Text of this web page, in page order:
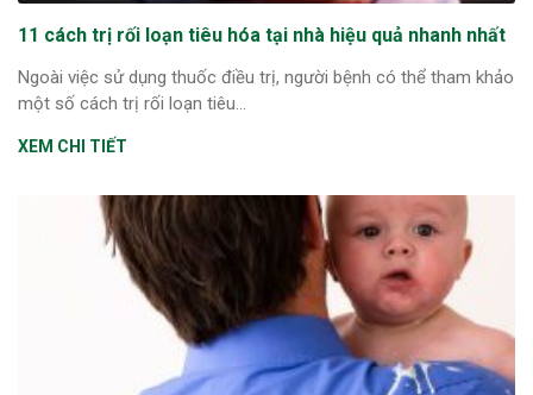
11 cách trị rối loạn tiêu hóa tại nhà hiệu quả nhanh nhất
Ngoài việc sử dụng thuốc điều trị, người bệnh có thể tham khảo
một số cách trị rối loạn tiêu...
XEM CHI TIẾT